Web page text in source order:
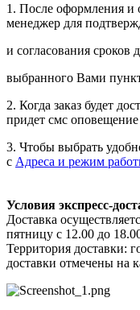
1. После оформления и
менеджер для
и согласования сроков
выбранного Вами
2. Когда заказ будет
придет смс
3. Чтобы выбрать
с Адреса и режим
Условия экспресс-
Доставка
пятницу с 12.00 до
Территория доставки:
доставки отмечены на